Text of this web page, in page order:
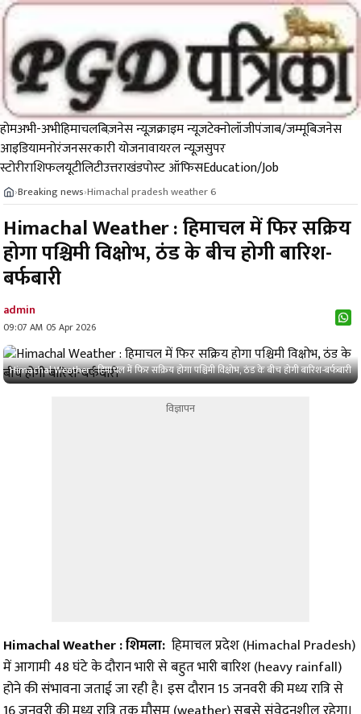
होमअभी-अभीहिमाचलबिज़नेस न्यूज़क्राइम न्यूजटेक्नोलॉजीपंजाब/जम्मूबिजनेस
आइडियामनोरंजनसरकारी योजनावायरल न्यूज़सुपर
स्टोरीराशिफलयूटीलिटीउत्तराखंडपोस्ट ऑफिसEducation/Job
›Breaking news›Himachal pradesh weather 6
Himachal Weather : हिमाचल में फिर सक्रिय
होगा पश्चिमी विक्षोभ, ठंड के बीच होगी बारिश-
बर्फबारी
admin
09:07 AM 05 Apr 2026
Himachal Weather : हिमाचल में फिर सक्रिय होगा पश्चिमी विक्षोभ, ठंड के बीच होगी बारिश-बर्फबारी
विज्ञापन
Himachal Weather : ​शिमला: हिमाचल प्रदेश (Himachal Pradesh)
में आगामी 48 घंटे के दौरान भारी से बहुत भारी बारिश (heavy rainfall)
होने की संभावना जताई जा रही है। इस दौरान 15 जनवरी की मध्य रात्रि से